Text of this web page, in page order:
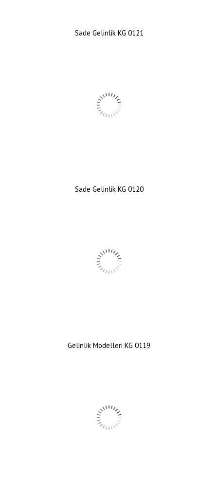
Sade Gelinlik KG 0121
Sade Gelinlik KG 0120
Gelinlik Modelleri KG 0119